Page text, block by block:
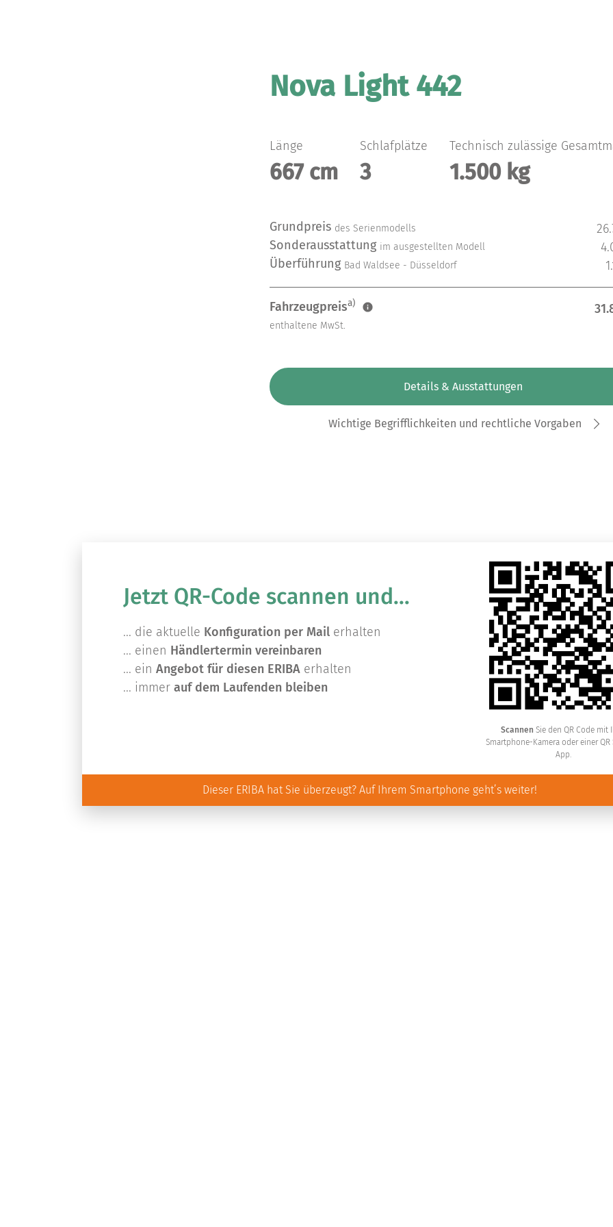
Nova Light 442
667 cm
Länge
3
Schlafplätze
1.500 kg
Technisch zulässige
Grundpreis des Serienmodells
Sonderausstattung im ausgestellten Modell
Überführung Bad Waldsee - Düsseldorf
Fahrzeugpreisa)
enthaltene MwSt.
Details & Ausstattungen
Wichtige Begrifflichkeiten und rechtliche Vorgaben
Jetzt QR-Code scannen und...
... die aktuelle Konfiguration per Mail erhalten
... einen Händlertermin vereinbaren
... ein Angebot für diesen ERIBA erhalten
... immer auf dem Laufenden bleiben
Scannen Sie den QR Code mit
Smartphone-Kamera oder einer QR
App.
Dieser ERIBA hat Sie überzeugt? Auf Ihrem Smartphone geht’s weiter!